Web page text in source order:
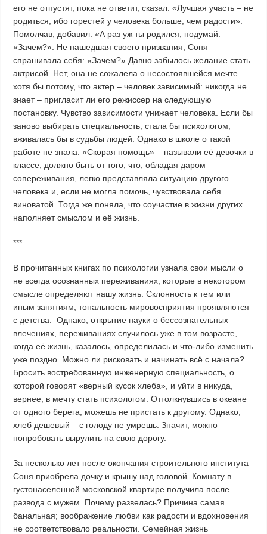
его не отпустят, пока не ответит, сказал: «Лучшая участь – не
родиться, ибо горестей у человека больше, чем радости».
Помолчав, добавил: «А раз уж ты родился, подумай:
«Зачем?». Не нашедшая своего призвания, Соня
спрашивала себя: «Зачем?» Давно забылось желание стать
актрисой. Нет, она не сожалела о несостоявшейся мечте
хотя бы потому, что актер – человек зависимый: никогда не
знает – пригласит ли его режиссер на следующую
постановку. Чувство зависимости унижает человека. Если бы
заново выбирать специальность, стала бы психологом,
вживалась бы в судьбы людей. Однако в школе о такой
работе не знала. «Скорая помощь» – называли её девочки в
классе, должно быть от того, что, обладая даром
сопереживания, легко представляла ситуацию другого
человека и, если не могла помочь, чувствовала себя
виноватой. Тогда же поняла, что соучастие в жизни других
наполняет смыслом и её жизнь.
***
В прочитанных книгах по психологии узнала свои мысли о
не всегда осознанных переживаниях, которые в некотором
смысле определяют нашу жизнь. Склонность к тем или
иным занятиям, тональность мировосприятия проявляются
с детства. Однако, открытие науки о бессознательных
влечениях, переживаниях случилось уже в том возрасте,
когда её жизнь, казалось, определилась и что-либо изменить
уже поздно. Можно ли рисковать и начинать всё с начала?
Бросить востребованную инженерную специальность, о
которой говорят «верный кусок хлеба», и уйти в никуда,
вернее, в мечту стать психологом. Оттолкнувшись в океане
от одного берега, можешь не пристать к другому. Однако,
хлеб дешевый – с голоду не умрешь. Значит, можно
попробовать вырулить на свою дорогу.
За несколько лет после окончания строительного института
Соня приобрела дочку и крышу над головой. Комнату в
густонаселенной московской квартире получила после
развода с мужем. Почему развелась? Причина самая
банальная; воображение любви как радости и вдохновения
не соответствовало реальности. Семейная жизнь